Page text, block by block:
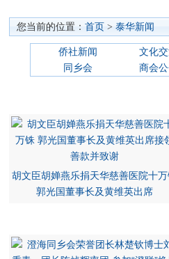
您当前的位置： 首页 > 泰华新闻
侨社新闻 文化
同乡会
商会
胡文臣胡婵燕乐捐天华慈善医院十
郭光国董事长及黄维英出席